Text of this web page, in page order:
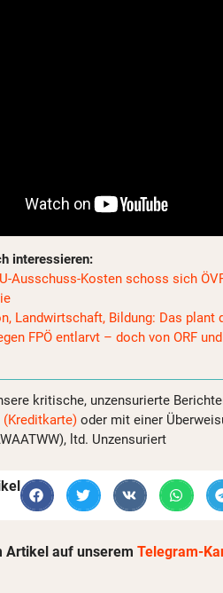
interessieren:
Ausschuss-Kosten schoss sich
Landwirtschaft, Bildung: Das plant
FPÖ entlarvt – doch von ORF
kritische, unzensurierte
(Kreditkarte) oder mit einer
ltd. Unzensuriert
auf unserem Telegram-